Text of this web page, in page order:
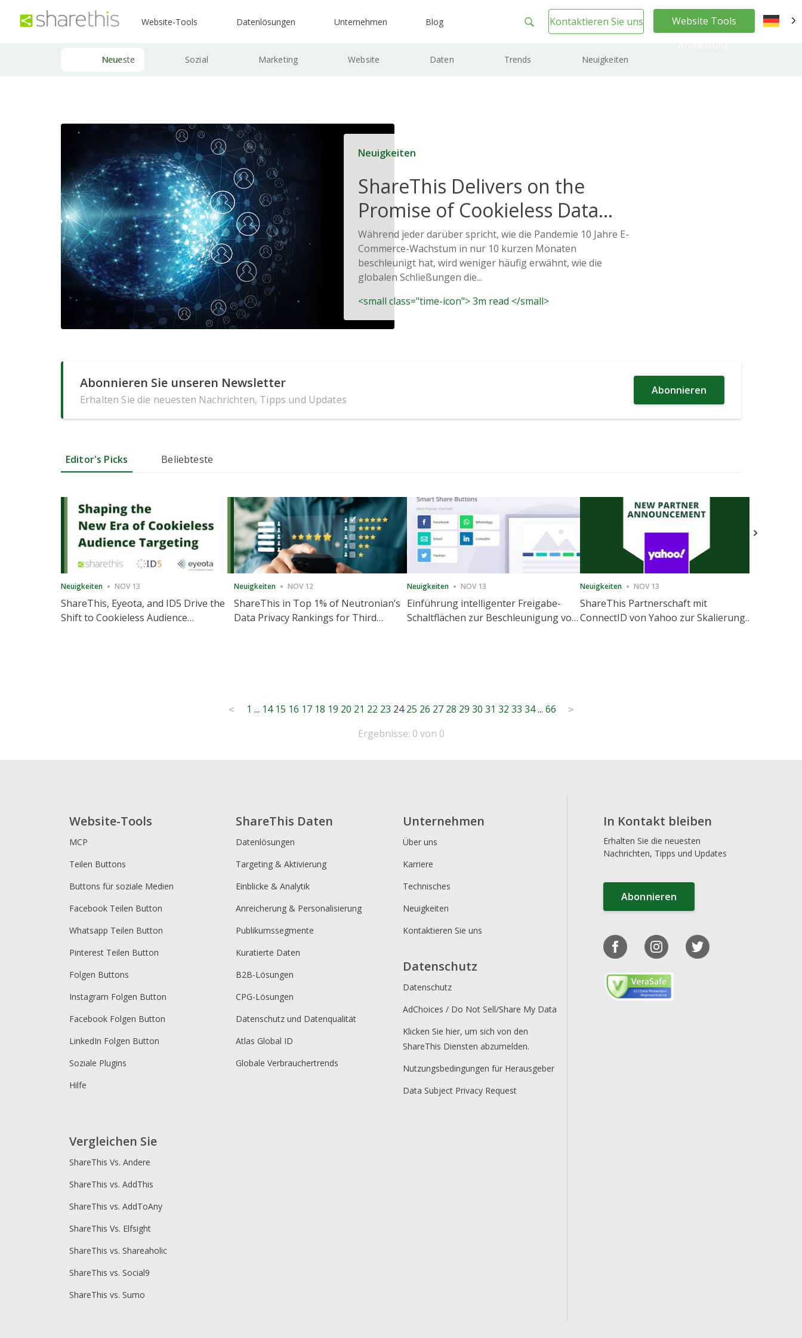
Website-Tools Datenlösungen Unternehmen Blog Kontaktieren Sie uns
Website Tools
Neueste Sozial Marketing Website Daten Trends Neuigkeiten
Neuigkeiten
ShareThis Delivers on the
Promise of Cookieless Data
Solutions
Während jeder darüber spricht, wie die Pandemie 10 Jahre E-
Commerce-Wachstum in nur 10 kurzen Monaten
beschleunigt hat, wird weniger häufig erwähnt, wie die
globalen Schließungen die...
<small class="time-icon"> 3m read </small>
Abonnieren Sie unseren Newsletter
Erhalten Sie die neuesten Nachrichten, Tipps und Updates
Abonnieren
Editor's Picks Beliebteste
Neuigkeiten NOV 13
ShareThis, Eyeota, and ID5 Drive the
Shift to Cookieless Audience
Neuigkeiten NOV 12
ShareThis in Top 1% of Neutronian’s
Data Privacy Rankings for Third
Neuigkeiten NOV 13
Einführung intelligenter Freigabe-
Schaltflächen zur Beschleunigung von
Neuigkeiten NOV 13
ShareThis Partnerschaft mit
ConnectID von Yahoo zur Skalierung
< 1 ... 14 15 16 17 18 19 20 21 22 23 24 25 26 27 28 29 30 31 32 33 34 ... 66 >
Ergebnisse: 0 von 0
Website-Tools
MCP
Teilen Buttons
Buttons für soziale Medien
Facebook Teilen Button
Whatsapp Teilen Button
Pinterest Teilen Button
Folgen Buttons
Instagram Folgen Button
Facebook Folgen Button
LinkedIn Folgen Button
Soziale Plugins
Hilfe
ShareThis Daten
Datenlösungen
Targeting & Aktivierung
Einblicke & Analytik
Anreicherung & Personalisierung
Publikumssegmente
Kuratierte Daten
B2B-Lösungen
CPG-Lösungen
Datenschutz und Datenqualität
Atlas Global ID
Globale Verbrauchertrends
Unternehmen
Über uns
Karriere
Technisches
Neuigkeiten
Kontaktieren Sie uns
Datenschutz
Datenschutz
AdChoices / Do Not Sell/Share My Data
Klicken Sie hier, um sich von den
ShareThis Diensten abzumelden.
Nutzungsbedingungen für Herausgeber
Data Subject Privacy Request
Vergleichen Sie
ShareThis Vs. Andere
ShareThis vs. AddThis
ShareThis vs. AddToAny
ShareThis Vs. Elfsight
ShareThis vs. Shareaholic
ShareThis vs. Social9
ShareThis vs. Sumo
In Kontakt bleiben
Erhalten Sie die neuesten
Nachrichten, Tipps und Updates
Abonnieren